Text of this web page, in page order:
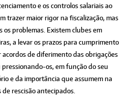
e os controlos salariais ao
trazer maior rigor na fiscalização, mas
os problemas. Existem clubes em
a levar os prazos para cumprimento
acordos de diferimento das obrigações
pressionando-os, em função do seu
e da importância que assumem na
rescisão antecipados.